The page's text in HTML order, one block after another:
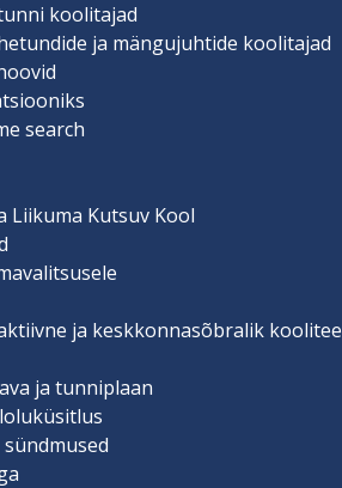
koolitajad
ja mängujuhtide koolitajad
search
Liikuma Kutsuv Kool
ja keskkonnasõbralik koolitee
ja tunniplaan